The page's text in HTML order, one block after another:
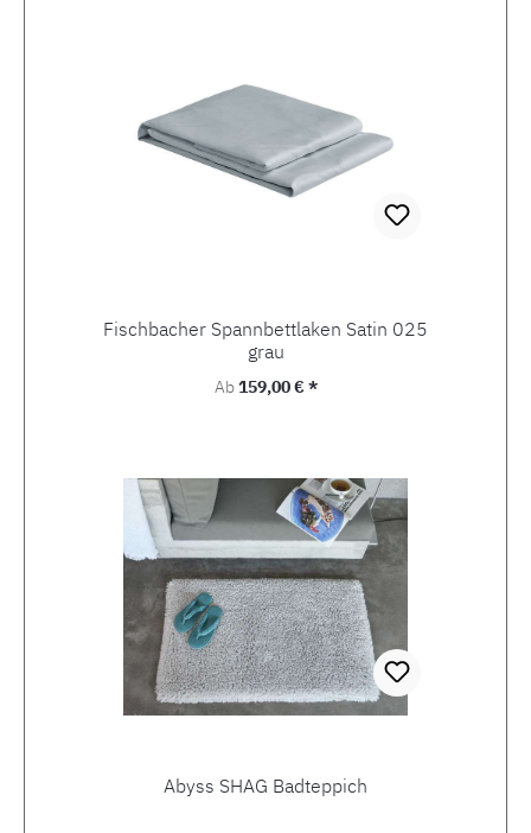
Fischbacher Spannbettlaken Satin 025
grau
Regulärer Preis:
Ab159,00 € *
Abyss SHAG Badteppich